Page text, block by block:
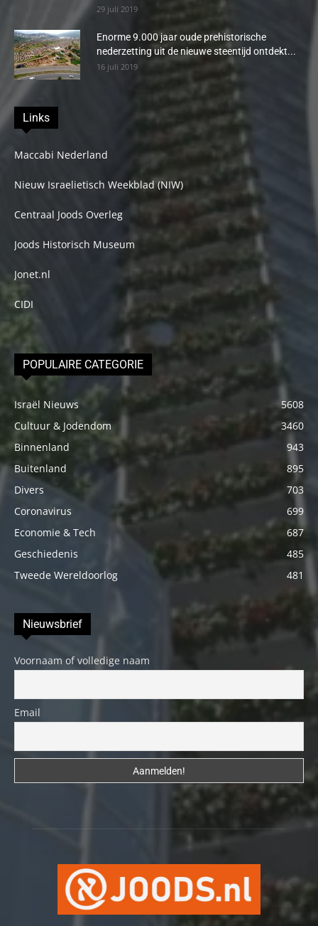
29 juli 2019
Enorme 9.000 jaar oude prehistorische
nederzetting uit de nieuwe steentijd ontdekt...
16 juli 2019
Links
Maccabi Nederland
Nieuw Israelietisch Weekblad (NIW)
Centraal Joods Overleg
Joods Historisch Museum
Jonet.nl
CIDI
POPULAIRE CATEGORIE
Israël Nieuws
5608
Cultuur & Jodendom
3460
Binnenland
943
Buitenland
895
Divers
703
Coronavirus
699
Economie & Tech
687
Geschiedenis
485
Tweede Wereldoorlog
481
Nieuwsbrief
Voornaam of volledige naam
Email